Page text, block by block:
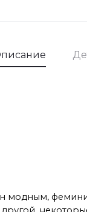
модным,